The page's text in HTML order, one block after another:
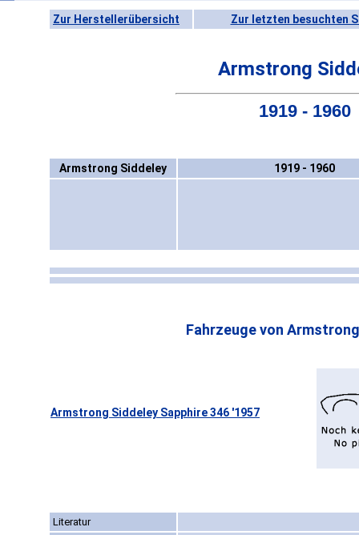
Zur Herstellerübersicht Zur letzten besuchten
Armstrong
1919 - 1960
Armstrong Siddeley 1919 - 1960
Fahrzeuge von
Armstrong Siddeley Sapphire 346 '1957
Literatur